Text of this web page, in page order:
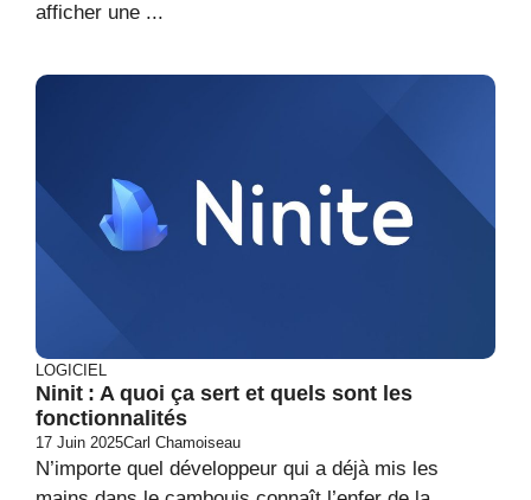
afficher une ...
LOGICIEL
Ninit : A quoi ça sert et quels sont les
fonctionnalités
17 Juin 2025Carl Chamoiseau
N’importe quel développeur qui a déjà mis les